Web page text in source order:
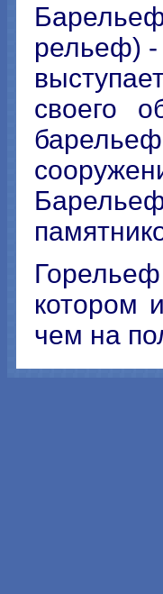
рельеф) -
своего
котором
чем на